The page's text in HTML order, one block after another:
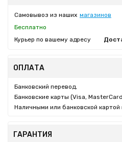
Самовывоз из наших магазинов
Бесплатно
Курьер по вашему адресу
ОПЛАТА
Банковский перевод,
Банковские карты (Visa,
Наличными или банковской картой
ГАРАНТИЯ